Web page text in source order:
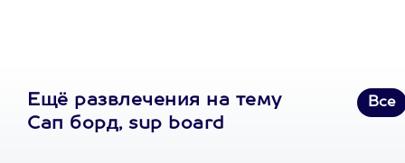
Ещё развлечения на тему
Сап борд, sup board
Все